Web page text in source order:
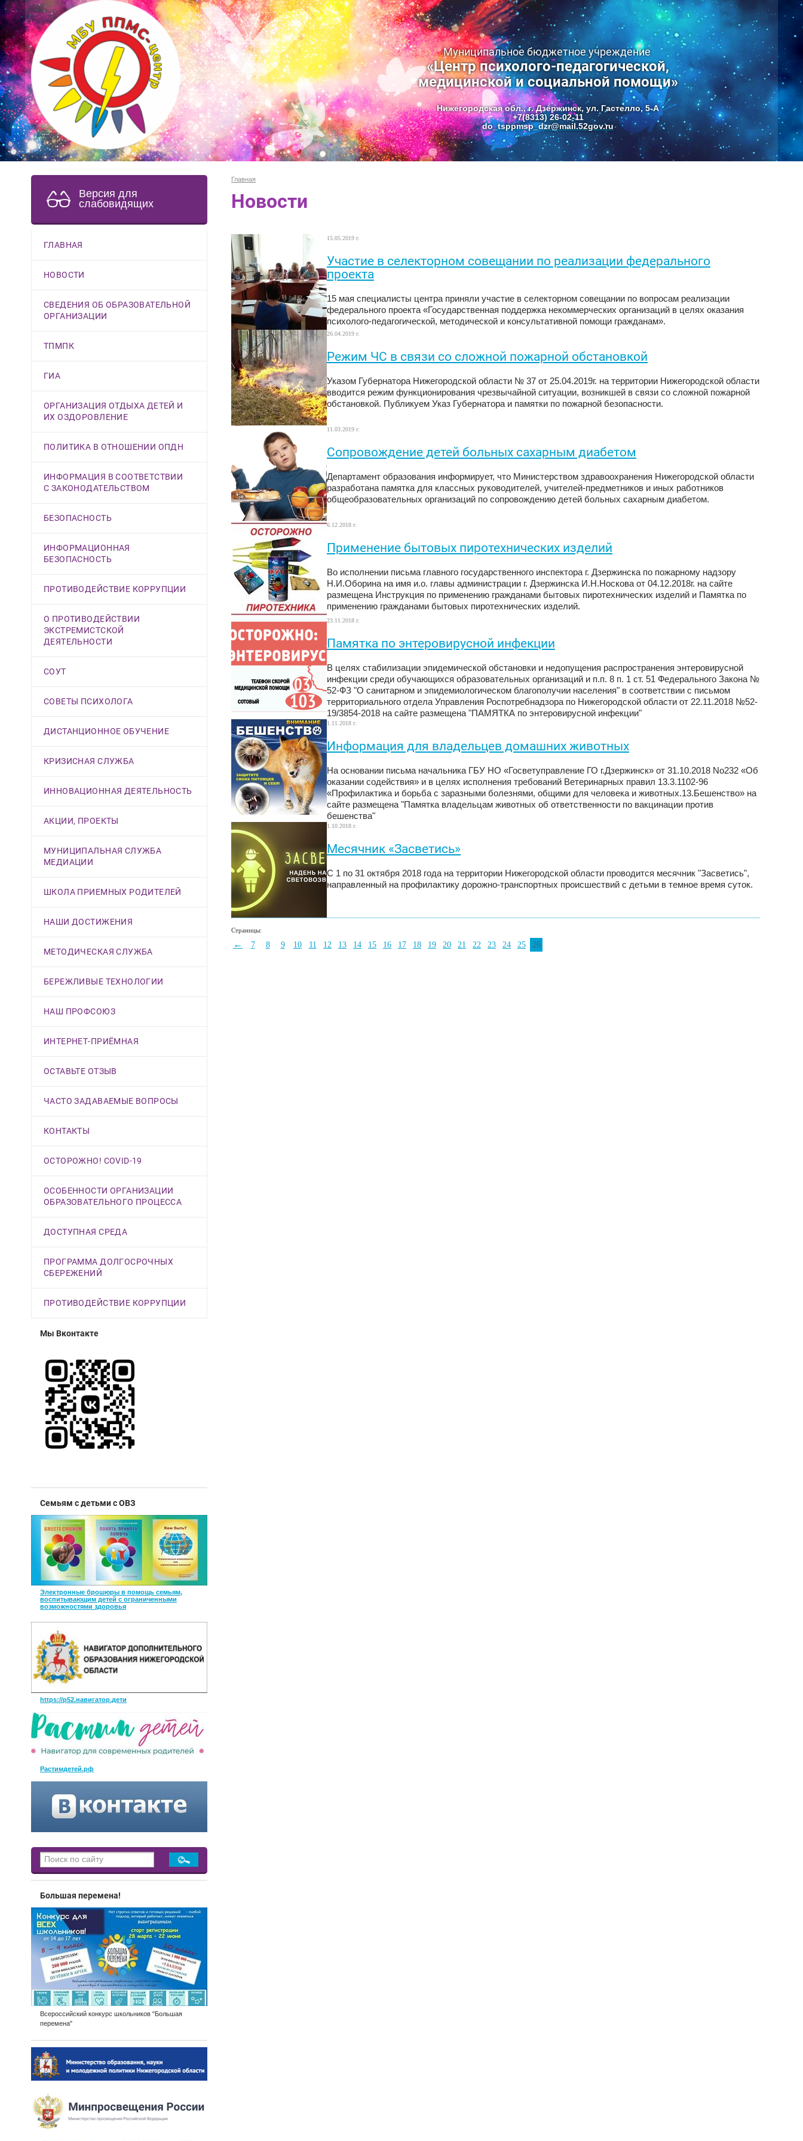
Муниципальное бюджетное учреждение
«Центр психолого-педагогической,
медицинской и социальной помощи»
Нижегородская обл., г. Дзержинск, ул. Гастелло, 5-А
+7(8313) 26-02-11
do_tsppmsp_dzr@mail.52gov.ru
Версия для
слабовидящих
ГЛАВНАЯ
НОВОСТИ
СВЕДЕНИЯ ОБ ОБРАЗОВАТЕЛЬНОЙ
ОРГАНИЗАЦИИ
ТПМПК
ГИА
ОРГАНИЗАЦИЯ ОТДЫХА ДЕТЕЙ И
ИХ ОЗДОРОВЛЕНИЕ
ПОЛИТИКА В ОТНОШЕНИИ ОПДН
ИНФОРМАЦИЯ В СООТВЕТСТВИИ
С ЗАКОНОДАТЕЛЬСТВОМ
БЕЗОПАСНОСТЬ
ИНФОРМАЦИОННАЯ
БЕЗОПАСНОСТЬ
ПРОТИВОДЕЙСТВИЕ КОРРУПЦИИ
О ПРОТИВОДЕЙСТВИИ
ЭКСТРЕМИСТСКОЙ
ДЕЯТЕЛЬНОСТИ
СОУТ
СОВЕТЫ ПСИХОЛОГА
ДИСТАНЦИОННОЕ ОБУЧЕНИЕ
КРИЗИСНАЯ СЛУЖБА
ИННОВАЦИОННАЯ ДЕЯТЕЛЬНОСТЬ
АКЦИИ, ПРОЕКТЫ
МУНИЦИПАЛЬНАЯ СЛУЖБА
МЕДИАЦИИ
ШКОЛА ПРИЕМНЫХ РОДИТЕЛЕЙ
НАШИ ДОСТИЖЕНИЯ
МЕТОДИЧЕСКАЯ СЛУЖБА
БЕРЕЖЛИВЫЕ ТЕХНОЛОГИИ
НАШ ПРОФСОЮЗ
ИНТЕРНЕТ-ПРИЁМНАЯ
ОСТАВЬТЕ ОТЗЫВ
ЧАСТО ЗАДАВАЕМЫЕ ВОПРОСЫ
КОНТАКТЫ
ОСТОРОЖНО! COVID-19
ОСОБЕННОСТИ ОРГАНИЗАЦИИ
ОБРАЗОВАТЕЛЬНОГО ПРОЦЕССА
ДОСТУПНАЯ СРЕДА
ПРОГРАММА ДОЛГОСРОЧНЫХ
СБЕРЕЖЕНИЙ
ПРОТИВОДЕЙСТВИЕ КОРРУПЦИИ
Мы Вконтакте
Семьям с детьми с ОВЗ
Электронные брошюры в помощь семьям,
воспитывающим детей с ограниченными
возможностями здоровья
https://р52.навигатор.дети
Растимдетей.рф
Большая перемена!
Всероссийский конкурс школьников "Большая
перемена"
Главная
Новости
15.05.2019 г.
Участие в селекторном совещании по реализации федерального
проекта
15 мая специалисты центра приняли участие в селекторном совещании по вопросам реализации
федерального проекта «Государственная поддержка некоммерческих организаций в целях оказания
психолого-педагогической, методической и консультативной помощи гражданам».
26.04.2019 г.
Режим ЧС в связи со сложной пожарной обстановкой
Указом Губернатора Нижегородской области № 37 от 25.04.2019г. на территории Нижегородской области
вводится режим функционирования чрезвычайной ситуации, возникшей в связи со сложной пожарной
обстановкой. Публикуем Указ Губернатора и памятки по пожарной безопасности.
11.03.2019 г.
Сопровождение детей больных сахарным диабетом
Департамент образования информирует, что Министерством здравоохранения Нижегородской области
разработана памятка для классных руководителей, учителей-предметников и иных работников
общеобразовательных организаций по сопровождению детей больных сахарным диабетом.
6.12.2018 г.
Применение бытовых пиротехнических изделий
Во исполнении письма главного государственного инспектора г. Дзержинска по пожарному надзору
Н.И.Оборина на имя и.о. главы администрации г. Дзержинска И.Н.Носкова от 04.12.2018г. на сайте
размещена Инструкция по применению гражданами бытовых пиротехнических изделий и Памятка по
применению гражданами бытовых пиротехнических изделий.
23.11.2018 г.
Памятка по энтеровирусной инфекции
В целях стабилизации эпидемической обстановки и недопущения распространения энтеровирусной
инфекции среди обучающихся образовательных организаций и п.п. 8 п. 1 ст. 51 Федерального Закона №
52-ФЗ "О санитарном и эпидемиологическом благополучии населения" в соответствии с письмом
территориального отдела Управления Роспотребнадзора по Нижегородской области от 22.11.2018 №52-
19/3854-2018 на сайте размещена "ПАМЯТКА по энтеровирусной инфекции"
1.11.2018 г.
Информация для владельцев домашних животных
На основании письма начальника ГБУ НО «Госветуправление ГО г.Дзержинск» от 31.10.2018 No232 «Об
оказании содействия» и в целях исполнения требований Ветеринарных правил 13.3.1102-96
«Профилактика и борьба с заразными болезнями, общими для человека и животных.13.Бешенство» на
сайте размещена "Памятка владельцам животных об ответственности по вакцинации против
бешенства"
1.10.2018 г.
Месячник «Засветись»
С 1 по 31 октября 2018 года на территории Нижегородской области проводится месячник "Засветись",
направленный на профилактику дорожно-транспортных происшествий с детьми в темное время суток.
Страницы:
← 7 8 9 10 11 12 13 14 15 16 17 18 19 20 21 22 23 24 25 26